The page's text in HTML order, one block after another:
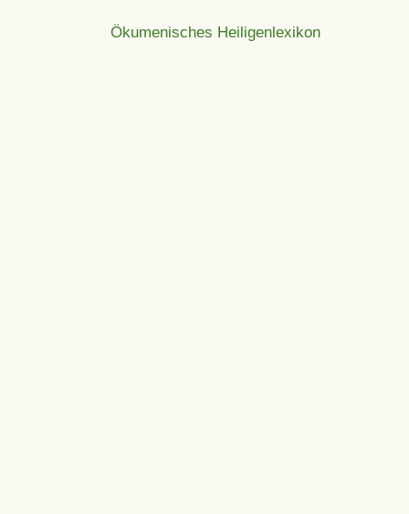
Ökumenisches Heiligenlexikon